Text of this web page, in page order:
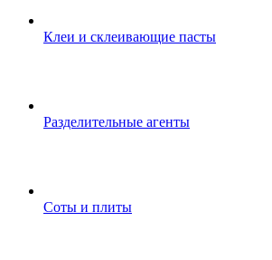
Клеи и склеивающие пасты
Разделительные агенты
Соты и плиты